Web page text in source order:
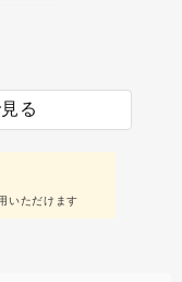
る
いただけます